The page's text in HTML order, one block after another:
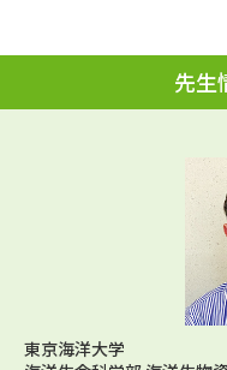
お支払いについて
先生
東京海洋大学